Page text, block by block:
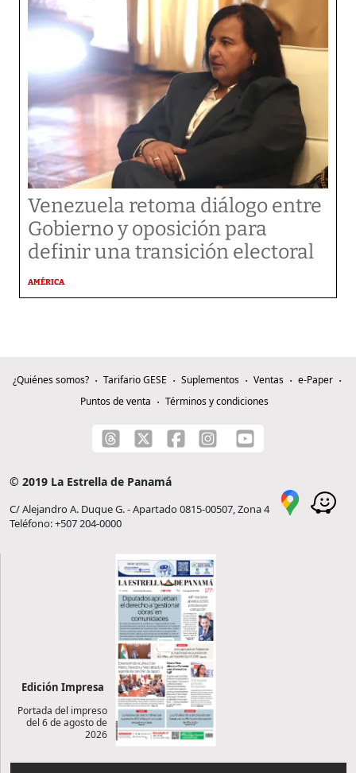
Venezuela retoma diálogo entre
Gobierno y oposición para
definir una transición electoral
AMÉRICA
¿Quiénes somos? Tarifario GESE Suplementos Ventas
e-Paper
Puntos de venta
Términos y condiciones
© 2019 La Estrella de Panamá
C/ Alejandro A. Duque G. - Apartado 0815-00507, Zona 4
Teléfono: +507 204-0000
Edición Impresa
Portada del impreso
del 6 de agosto de
2026